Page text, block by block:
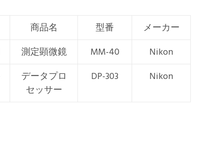
商品名 型番
メーカー
測定顕微鏡 MM-40
Nikon
データプロ
セッサー
DP-303 Nikon